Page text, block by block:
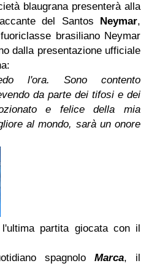
blaugrana presenterà alla
del Santos Neymar,
brasiliano Neymar
dalla presentazione ufficiale
l'ora. Sono contento
da parte dei tifosi e dei
e felice della mia
al mondo, sarà un onore
partita giocata con il
spagnolo Marca, il